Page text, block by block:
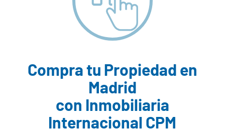
Compra tu Propiedad en
Madrid
con Inmobiliaria
Internacional CPM